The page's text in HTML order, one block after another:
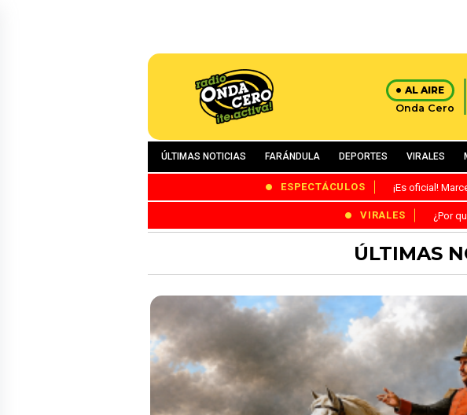
AL AIRE
Onda Cero
ÚLTIMAS NOTICIAS FARÁNDULA DEPORTES VIRALES
ESPECTÁCULOS ¡Es oficial!
VIRALES ¿Por
ÚLTIMAS